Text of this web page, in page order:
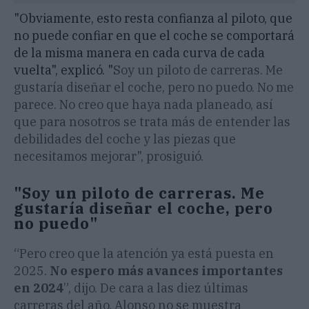
"Obviamente, esto resta confianza al piloto, que
no puede confiar en que el coche se comportará
de la misma manera en cada curva de cada
vuelta", explicó. "Soy un piloto de carreras. Me
gustaría diseñar el coche, pero no puedo. No me
parece. No creo que haya nada planeado, así
que para nosotros se trata más de entender las
debilidades del coche y las piezas que
necesitamos mejorar", prosiguió.
"Soy un piloto de carreras. Me
gustaría diseñar el coche, pero
no puedo"
“Pero creo que la atención ya está puesta en
2025. No espero más avances importantes
en 2024”, dijo. De cara a las diez últimas
carreras del año, Alonso no se muestra